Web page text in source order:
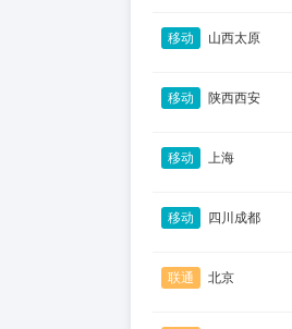
移动 山西太原
移动 陕西西安
移动 上海
移动 四川成都
联通 北京